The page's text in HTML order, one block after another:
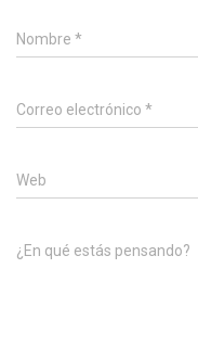
Nombre *
Correo electrónico *
Web
¿En qué estás pensando?